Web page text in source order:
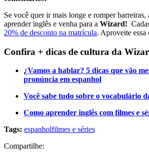
Se você quer ir mais longe e romper barreiras,
aprender inglês e venha para a Wizard!
20% de desconto na matrícula. Aproveite essa
Confira + dicas de cultura da
¿Vamos a hablar? 5 dicas que vão
pronúncia em espanhol
Você sabe tudo sobre o vocabulário
Como aprender inglês com filmes e
Tags: espanholfilmes e séries
Compartilhe: